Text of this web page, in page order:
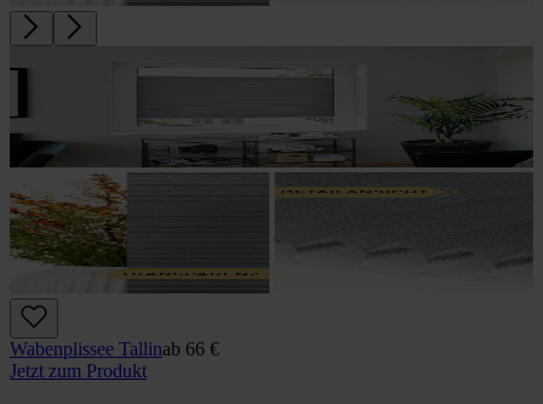
Wabenplissee Tallinab 66 €
Jetzt zum Produkt